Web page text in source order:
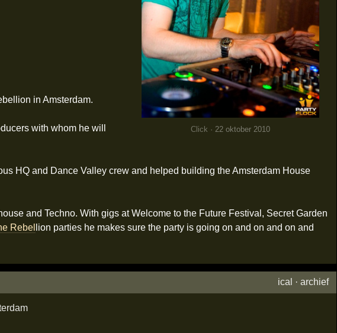
Click · 22 oktober 2010
in Amsterdam.
with whom he will
HQ and Dance Valley crew and helped building the Amsterdam House
and Techno. With gigs at Welcome to the Future Festival, Secret Garden
Rebel lion parties he makes sure the party is going on and on and on and
ical ·archief